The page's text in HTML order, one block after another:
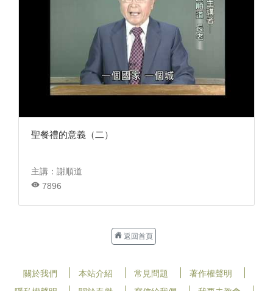
聖餐禮的意義（二）
主講：謝順道
7896
返回首頁
關於我們 本站介紹 常見問題
著作權聲明